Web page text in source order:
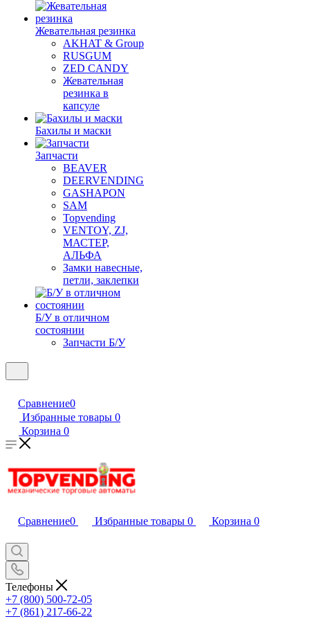
Жевательная резинка
AKHAT & Group
RUSGUM
ZED CANDY
Жевательная
резинка в
капсуле
Бахилы и маски
Запчасти
BEAVER
DEERVENDING
GASHAPON
SAM
Topvending
VENTOY, ZJ,
МАСТЕР,
АЛЬФА
Замки навесные,
петли, заклепки
Б/У в отличном
состоянии
Запчасти Б/У
Сравнение0
Избранные товары 0
Корзина 0
Сравнение0 Избранные товары 0 Корзина 0
Телефоны
+7 (800) 500-72-05
+7 (861) 217-66-22